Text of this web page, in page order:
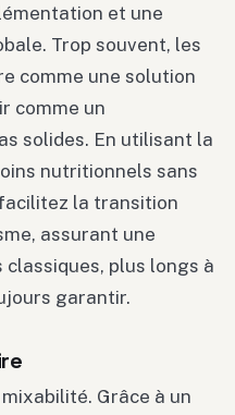
et une
Trop souvent, les
comme une solution
comme un
solides. En utilisant la
nutritionnels sans
la transition
assurant une
plus longs à
garantir.
Grâce à un